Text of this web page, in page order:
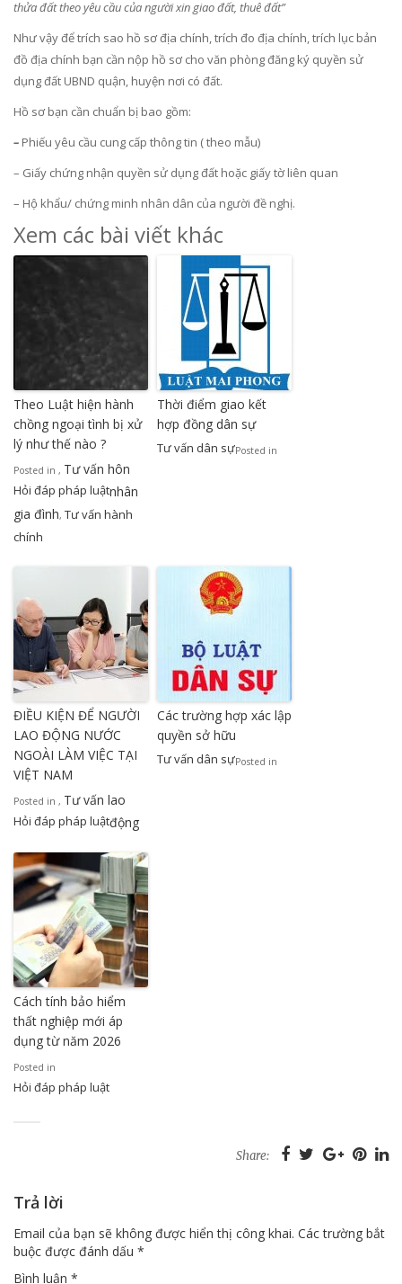
thửa đất theo yêu cầu của người xin giao đất, thuê đất”
Như vậy để trích sao hồ sơ địa chính, trích đo địa chính, trích lục bản
đồ địa chính bạn cần nộp hồ sơ cho văn phòng đăng ký quyền sử
dụng đất UBND quận, huyện nơi có đất.
Hồ sơ bạn cần chuẩn bị bao gồm:
– Phiếu yêu cầu cung cấp thông tin ( theo mẫu)
– Giấy chứng nhận quyền sử dụng đất hoặc giấy tờ liên quan
– Hộ khẩu/ chứng minh nhân dân của người đề nghị.
Xem các bài viết khác
Theo Luật hiện hành
chồng ngoại tình bị xử
lý như thế nào ?
Posted in
Hỏi đáp pháp luật
, Tư vấn hôn
nhân
gia đình, Tư vấn hành
chính
Thời điểm giao kết
hợp đồng dân sự
Posted in
Tư vấn dân sự
ĐIỀU KIỆN ĐỂ NGƯỜI
LAO ĐỘNG NƯỚC
NGOÀI LÀM VIỆC TẠI
VIỆT NAM
Posted in
Hỏi đáp pháp luật
, Tư vấn lao
động
Các trường hợp xác lập
quyền sở hữu
Posted in
Tư vấn dân sự
Cách tính bảo hiểm
thất nghiệp mới áp
dụng từ năm 2026
Posted in
Hỏi đáp pháp luật
Share:
Trả lời
Email của bạn sẽ không được hiển thị công khai. Các trường bắt
buộc được đánh dấu *
Bình luận *